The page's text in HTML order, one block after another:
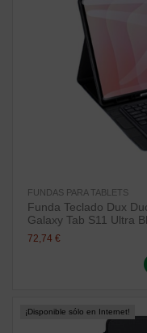
FUNDAS PARA TABLETS
Funda Teclado Dux
Galaxy Tab S11 Ultra
72,74 €
¡Disponible sólo en Internet!